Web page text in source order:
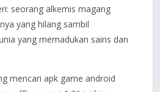
seorang alkemis magang
yang hilang sambil
yang memadukan sains dan
mencari apk game android